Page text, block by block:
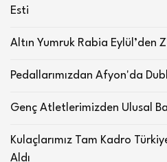
Esti
Altın Yumruk Rabia Eylül’den
Pedallarımızdan Afyon'da
Genç Atletlerimizden Ulusal
Kulaçlarımız Tam Kadro
Aldı